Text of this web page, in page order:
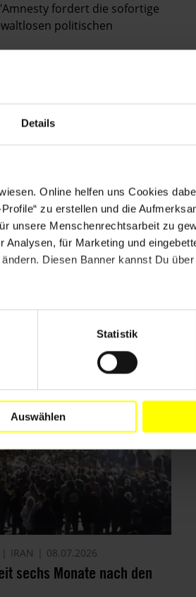
Details
Online helfen uns Cookies
zu erstellen und die
unsere Menschenrechtsarbeit zu
für Marketing und
Diesen Banner kannst Du
Statistik
Auswählen
fordert die sofortige
politischen
an zentralen U- und S-
Region auf die Situation
diePressestelle
Drucken
IRAN 08.07.2026
sechs Monate nach den